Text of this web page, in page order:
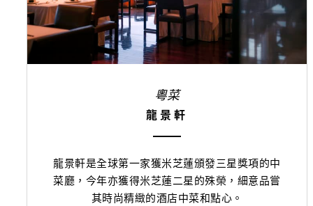
粵菜
龍景軒
龍景軒是全球第一家獲米芝蓮頒發三星獎項的中
菜廳，今年亦獲得米芝蓮二星的殊榮，細意品嘗
其時尚精緻的酒店中菜和點心。